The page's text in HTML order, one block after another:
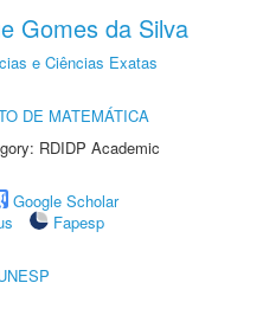
Gomes da Silva
e Ciências Exatas
DE MATEMÁTICA
RDIDP Academic
Google Scholar
Fapesp